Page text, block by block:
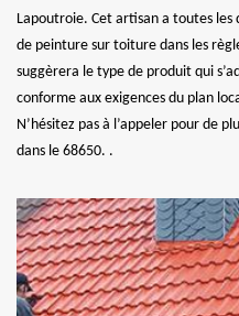
Lapoutroie. Cet artisan a toutes les
de peinture sur toiture dans les
suggèrera le type de produit qui
conforme aux exigences du plan
N’hésitez pas à l’appeler pour de
dans le 68650. .